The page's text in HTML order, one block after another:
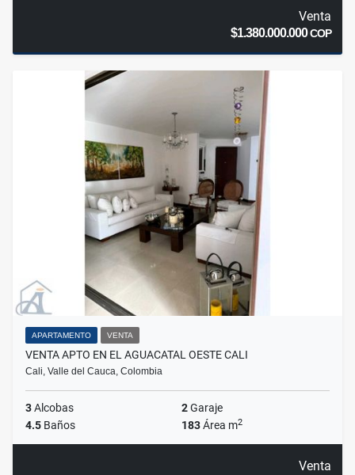
Venta
$1.380.000.000COP
APARTAMENTO VENTA
VENTA APTO EN EL AGUACATAL OESTE CALI
Cali, Valle del Cauca, Colombia
3Alcobas 2Garaje
4.5 Baños 183Área m2
Venta